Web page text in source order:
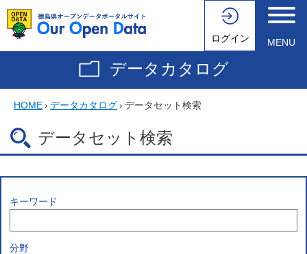
ログイン MENU
データカタログ
HOME› データカタログ› データセット検索
データセット検索
キーワード
分野